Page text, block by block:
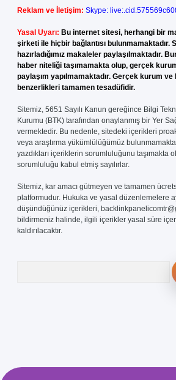
Reklam ve İletişim: Skype:
Yasal Uyarı: Bu internet sitesi, herhangi bir
şirketi ile hiçbir bağlantısı bulunmamaktadır.
hazırladığımız makaleler paylaşılmaktadır.
haber niteliği taşımamakta olup, gerçek
paylaşım yapılmamaktadır. Gerçek kurum
benzerlikleri tamamen tesadüfidir.
Sitemiz, 5651 Sayılı Kanun gereğince Bilgi
Kurumu (BTK) tarafından onaylanmış bir Yer
vermektedir. Bu nedenle, sitedeki içerikleri
veya araştırma yükümlülüğümüz
yazdıkları içeriklerin sorumluluğunu taşımakta
sorumluluğu kabul etmiş sayılırlar.
Sitemiz, kar amacı gütmeyen ve tamamen
platformudur. Hukuka ve yasal düzenlemelere
düşündüğünüz içerikleri,
bildirmeniz halinde, ilgili içerikler yasal süre
kaldırılacaktır.